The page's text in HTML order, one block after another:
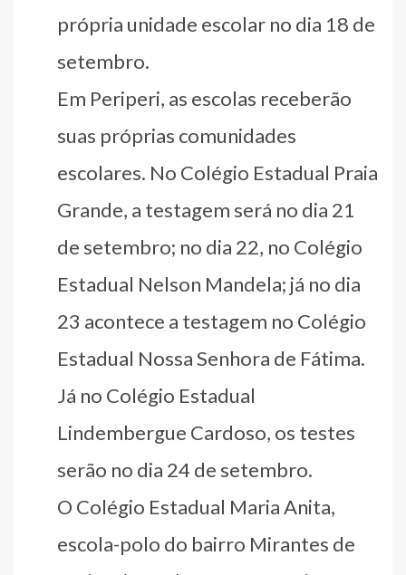
própria unidade escolar no dia 18 de
setembro.
Em Periperi, as escolas receberão
suas próprias comunidades
escolares. No Colégio Estadual Praia
Grande, a testagem será no dia 21
de setembro; no dia 22, no Colégio
Estadual Nelson Mandela; já no dia
23 acontece a testagem no Colégio
Estadual Nossa Senhora de Fátima.
Já no Colégio Estadual
Lindembergue Cardoso, os testes
serão no dia 24 de setembro.
O Colégio Estadual Maria Anita,
escola-polo do bairro Mirantes de